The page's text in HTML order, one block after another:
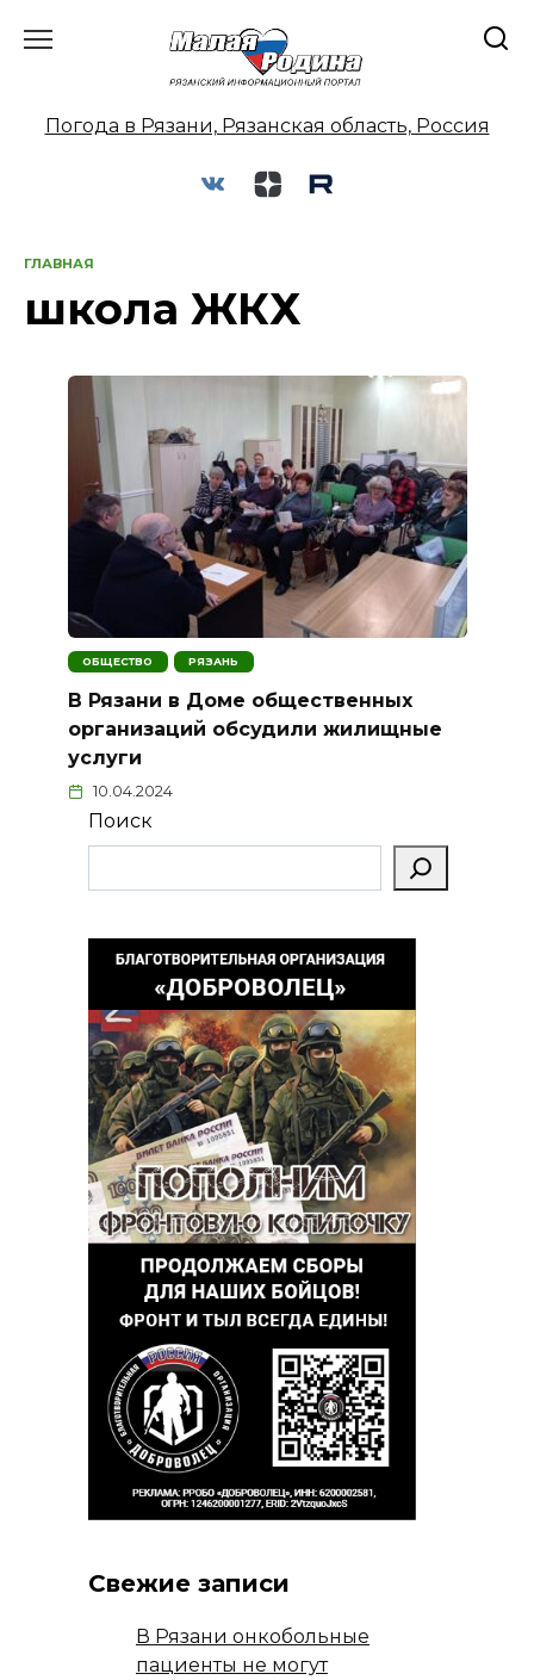
Погода в Рязани, Рязанская область, Россия
ГЛАВНАЯ
школа ЖКХ
ОБЩЕСТВО РЯЗАНЬ
В Рязани в Доме общественных
организаций обсудили жилищные
услуги
10.04.2024
Поиск
Свежие записи
В Рязани онкобольные
пациенты не могут